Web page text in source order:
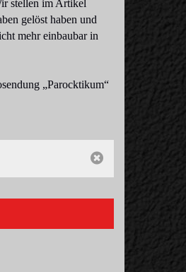
stellen im Artikel
gelöst haben und
mehr einbaubar in
„Parocktikum“